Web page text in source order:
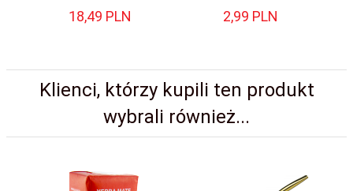
18,49 PLN 2,99 PLN
Klienci, którzy kupili ten produkt
wybrali również...